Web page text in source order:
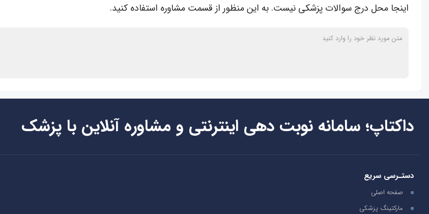
اینجا محل درج سوالات پزشکی نیست. به این منظور از قسمت مشاوره استفاده کنید.
داکتاپ؛ سامانه نوبت دهی اینترنتی و مشاوره آنلاین با پزشک
دستـرسی سریع
صفحه اصلی
مارکتینگ پزشکی